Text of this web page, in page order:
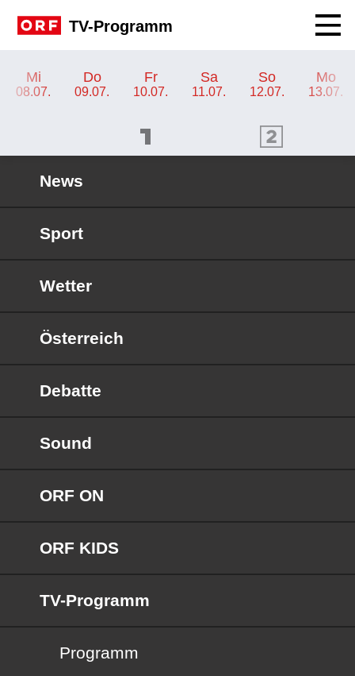
TV-Programm
Mi
08.07.
Do
09.07.
Fr
10.07.
Sa
11.07.
So
12.07.
Mo
13.07.
ORF 2 Programm
News
Sport
Wetter
Österreich
Debatte
Sound
ORF ON
ORF KIDS
TV-Programm
Programm